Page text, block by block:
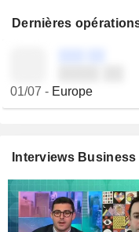
Dernières
01/07 - Europe
Interviews